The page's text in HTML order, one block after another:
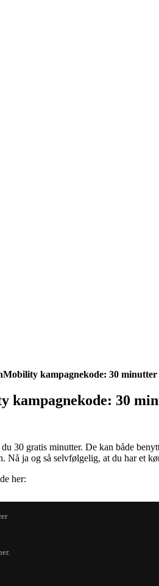
kampagnekode: 30
kampagnekode: 30
30 gratis minutter. De kan både
Nå ja og så selvfølgelig, at du har et
her: